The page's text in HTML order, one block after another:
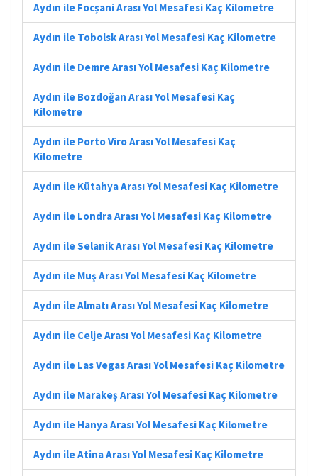
Aydın ile Focșani Arası Yol Mesafesi Kaç Kilometre
Aydın ile Tobolsk Arası Yol Mesafesi Kaç Kilometre
Aydın ile Demre Arası Yol Mesafesi Kaç Kilometre
Aydın ile Bozdoğan Arası Yol Mesafesi Kaç
Kilometre
Aydın ile Porto Viro Arası Yol Mesafesi Kaç
Kilometre
Aydın ile Kütahya Arası Yol Mesafesi Kaç Kilometre
Aydın ile Londra Arası Yol Mesafesi Kaç Kilometre
Aydın ile Selanik Arası Yol Mesafesi Kaç Kilometre
Aydın ile Muş Arası Yol Mesafesi Kaç Kilometre
Aydın ile Almatı Arası Yol Mesafesi Kaç Kilometre
Aydın ile Celje Arası Yol Mesafesi Kaç Kilometre
Aydın ile Las Vegas Arası Yol Mesafesi Kaç Kilometre
Aydın ile Marakeş Arası Yol Mesafesi Kaç Kilometre
Aydın ile Hanya Arası Yol Mesafesi Kaç Kilometre
Aydın ile Atina Arası Yol Mesafesi Kaç Kilometre